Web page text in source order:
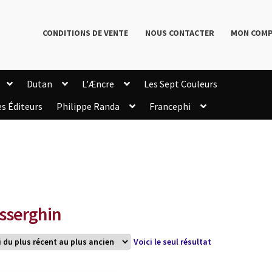
CONDITIONS DE VENTE NOUS CONTACTER MON
Dutan L’Æncre
Les Sept Couleurs
Éditeurs Philippe Randa
Francephi
Voici le seul résultat